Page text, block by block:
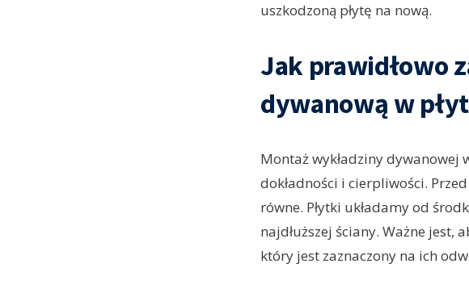
uszkodzoną płytę na nową.
Jak prawidłowo
dywanową w
Montaż wykładziny dywanowej
dokładności i cierpliwości.
równe. Płytki układamy od
najdłuższej ściany. Ważne jest,
który jest zaznaczony na ich